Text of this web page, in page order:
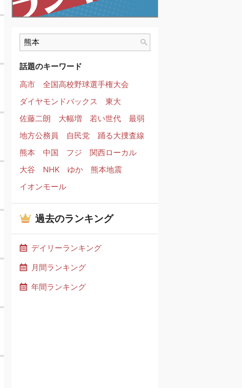
話題のキーワード
高市
全国高校野球選手権大会
ダイヤモンドバックス
東大
佐藤二朗
大幅増 若い世代
最弱
地方公務員
自民党
踊る大捜査線
熊本
中国 フジ
関西ローカル
大谷
NHK ゆか
熊本地震
イオンモール
過去のランキング
デイリーランキング
月間ランキング
年間ランキング